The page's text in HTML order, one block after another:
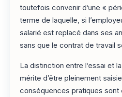
toutefois convenir d’une «
terme de laquelle, si
salarié est replacé dans ses
sans que le contrat de travail
La distinction entre l’essai et
mérite d’être pleinement
conséquences pratiques sont